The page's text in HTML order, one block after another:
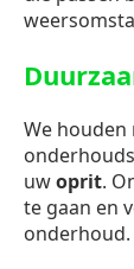
We
uwoprit.
te gaan en
onderhoud.